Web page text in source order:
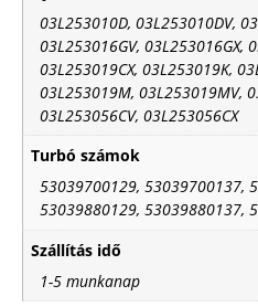
03L253010D, 03L253010DV,
03L253016GV, 03L253016GX,
03L253019CX, 03L253019K,
03L253019M, 03L253019MV,
03L253056CV, 03L253056CX
Turbó számok
53039700129, 53039700137,
53039880129, 53039880137,
Szállítás idő
1-5 munkanap